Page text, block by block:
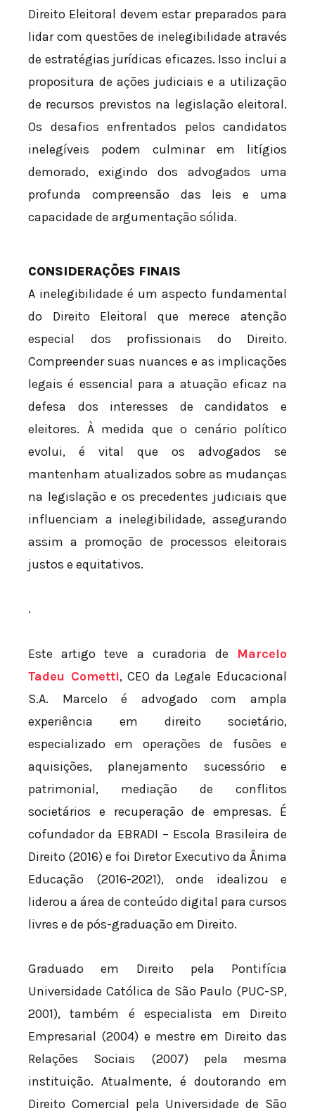
Direito Eleitoral devem estar preparados para
lidar com questões de inelegibilidade através
de estratégias jurídicas eficazes. Isso inclui a
propositura de ações judiciais e a utilização
de recursos previstos na legislação eleitoral.
Os desafios enfrentados pelos candidatos
inelegíveis podem culminar em litígios
demorado, exigindo dos advogados uma
profunda compreensão das leis e uma
capacidade de argumentação sólida.
CONSIDERAÇÕES FINAIS
A inelegibilidade é um aspecto fundamental
do Direito Eleitoral que merece atenção
especial dos profissionais do Direito.
Compreender suas nuances e as implicações
legais é essencial para a atuação eficaz na
defesa dos interesses de candidatos e
eleitores. À medida que o cenário político
evolui, é vital que os advogados se
mantenham atualizados sobre as mudanças
na legislação e os precedentes judiciais que
influenciam a inelegibilidade, assegurando
assim a promoção de processos eleitorais
justos e equitativos.
.
Este artigo teve a curadoria de Marcelo
Tadeu Cometti, CEO da Legale Educacional
S.A. Marcelo é advogado com ampla
experiência em direito societário,
especializado em operações de fusões e
aquisições, planejamento sucessório e
patrimonial, mediação de conflitos
societários e recuperação de empresas. É
cofundador da EBRADI – Escola Brasileira de
Direito (2016) e foi Diretor Executivo da Ânima
Educação (2016-2021), onde idealizou e
liderou a área de conteúdo digital para cursos
livres e de pós-graduação em Direito.
Graduado em Direito pela Pontifícia
Universidade Católica de São Paulo (PUC-SP,
2001), também é especialista em Direito
Empresarial (2004) e mestre em Direito das
Relações Sociais (2007) pela mesma
instituição. Atualmente, é doutorando em
Direito Comercial pela Universidade de São